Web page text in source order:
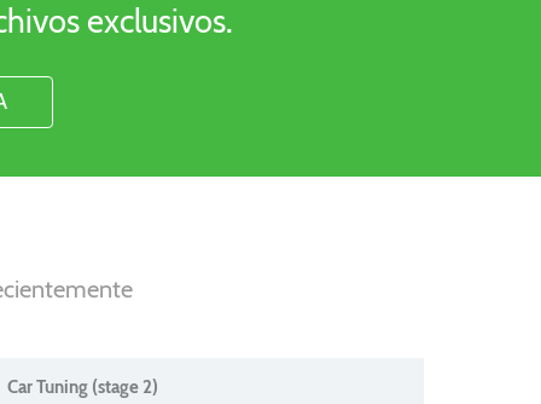
exclusivos.
Car Tuning (stage 2)